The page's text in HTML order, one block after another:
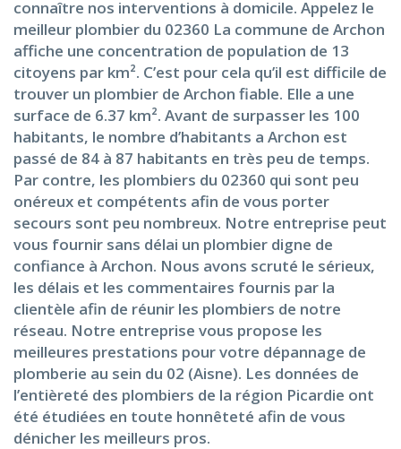
connaître nos interventions à domicile. Appelez le
meilleur plombier du 02360 La commune de Archon
affiche une concentration de population de 13
citoyens par km². C’est pour cela qu’il est difficile de
trouver un plombier de Archon fiable. Elle a une
surface de 6.37 km². Avant de surpasser les 100
habitants, le nombre d’habitants a Archon est
passé de 84 à 87 habitants en très peu de temps.
Par contre, les plombiers du 02360 qui sont peu
onéreux et compétents afin de vous porter
secours sont peu nombreux. Notre entreprise peut
vous fournir sans délai un plombier digne de
confiance à Archon. Nous avons scruté le sérieux,
les délais et les commentaires fournis par la
clientèle afin de réunir les plombiers de notre
réseau. Notre entreprise vous propose les
meilleures prestations pour votre dépannage de
plomberie au sein du 02 (Aisne). Les données de
l’entièreté des plombiers de la région Picardie ont
été étudiées en toute honnêteté afin de vous
dénicher les meilleurs pros.